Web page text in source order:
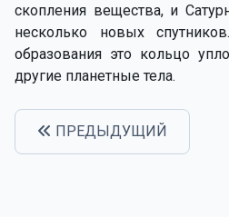
скопления вещества, и
несколько новых
образования это кольцо
другие планетные тела.
ПРЕДЫДУЩИЙ